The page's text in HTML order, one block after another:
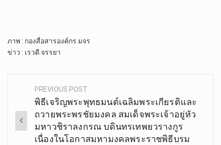
ภาพ​ : กองสื่อสารองค์กร​ มจร
ข่าว​ : เรวดี​ จรรยา
Post
navigation
PREVIOUS POST
พิธีเจริญพระพุทธมนต์เฉลิมพระเกียรติและ
ถวายพระพรชัยมงคล​ สมเด็จพระเจ้าอยู่หัว
มหาวชิราลงกรณ บดินทรเทพยวรางกูร​
เนื่องในโอกาสมหามงคลพระราชพิธีบรม